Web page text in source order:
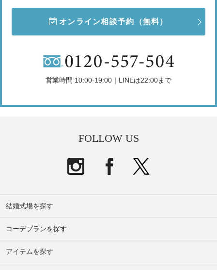
オンライン相談予約 （無料）
営業時間 10:00-19:00｜LINEは22:00まで
FOLLOW US
結婚式場を探す
コーデプランを探す
アイテムを探す